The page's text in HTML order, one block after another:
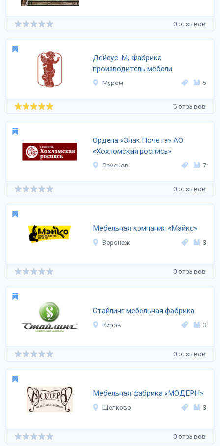
0 отзывов
Дейсус-М, Фабрика
производитель мебели
Муром 5
6 отзывов
Ордена «Знак Почета» АО
«Хохломская роспись»
Семенов 7
0 отзывов
Мебельная компания «Мэйко»
Воронеж 3
0 отзывов
Стайлинг мебельная фабрика
Киров 3
0 отзывов
Мебельная фабрика «МОДЕРН»
Щелково 3
0 отзывов